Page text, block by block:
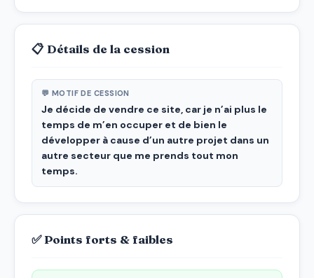
📋 Détails de la cession
💬 MOTIF DE CESSION
Je décide de vendre ce site, car je n’ai plus le
temps de m’en occuper et de bien le
développer à cause d’un autre projet dans un
autre secteur que me prends tout mon
temps.
✅ Points forts & faibles